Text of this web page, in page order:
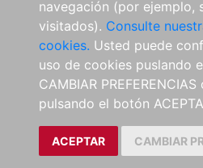
navegación (por ejemplo,
visitados). Consulte
cookies. Usted puede
uso de cookies puslando
CAMBIAR
pulsando el botón
ACEPTAR CAMBIAR